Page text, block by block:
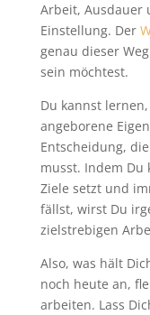
Arbeit, Ausdauer
Einstellung. Der
genau dieser
sein möchtest.
Du kannst
angeborene
Entscheidung,
musst. Indem Du
Ziele setzt und
fällst, wirst Du
zielstrebigen
Also, was hält
noch heute an,
arbeiten. Lass